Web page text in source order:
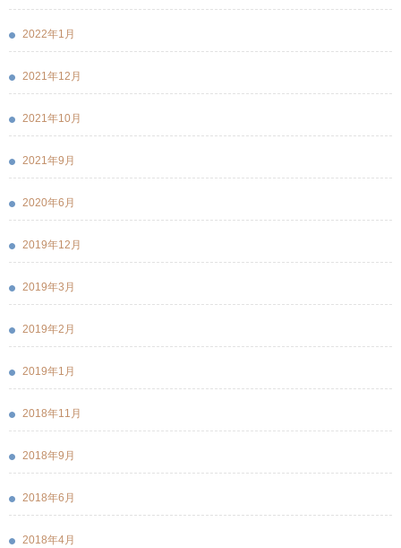
2022年1月
2021年12月
2021年10月
2021年9月
2020年6月
2019年12月
2019年3月
2019年2月
2019年1月
2018年11月
2018年9月
2018年6月
2018年4月